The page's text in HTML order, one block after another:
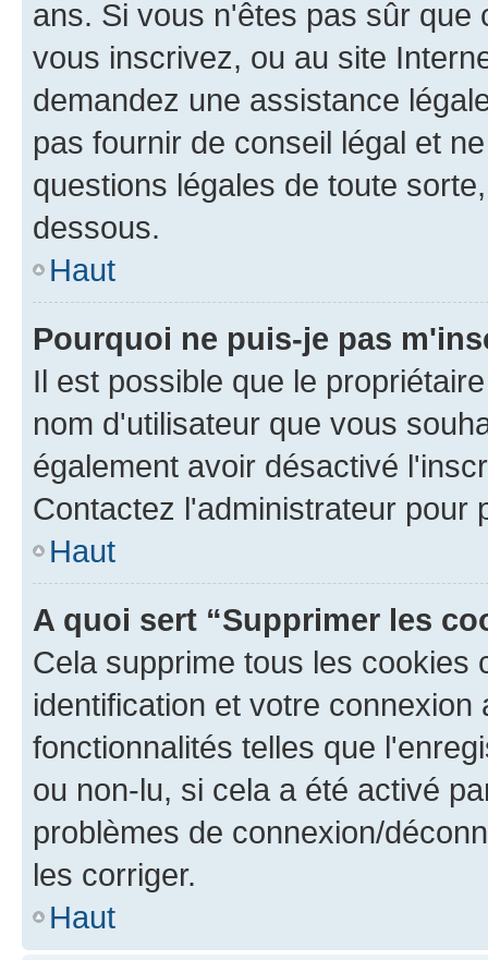
ans. Si vous n'êtes pas sûr
vous inscrivez, ou au site
demandez une assistance
pas fournir de conseil légal et
questions légales de toute
dessous.
Haut
Pourquoi ne puis-je pas
Il est possible que le
nom d'utilisateur que vous
également avoir désactivé
Contactez l'administrateur pour
Haut
A quoi sert “Supprimer les
Cela supprime tous les cookies
identification et votre
fonctionnalités telles que
ou non-lu, si cela a été activé
problèmes de connexion/
les corriger.
Haut